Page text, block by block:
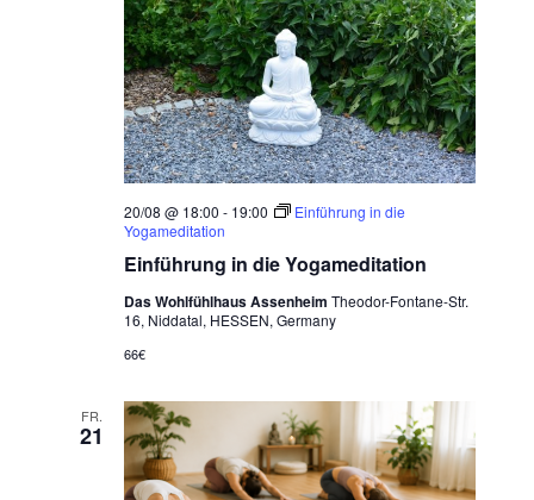
Einführung in die Yogameditation
20/08 @ 18:00 - 19:00
Einführung in die
Yogameditation
Das Wohlfühlhaus Assenheim Theodor-Fontane-Str.
16, Niddatal, HESSEN, Germany
66€
FR.
21